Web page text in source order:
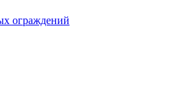
ограждений